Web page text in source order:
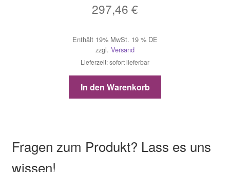
297,46 €
Enthält 19% MwSt. 19 % DE
zzgl. Versand
Lieferzeit: sofort lieferbar
In den Warenkorb
Fragen zum Produkt? Lass es uns
wissen!